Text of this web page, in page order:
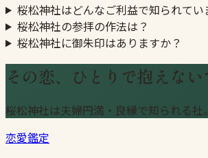
桜松神社はどんなご利益で知られてい
桜松神社の参拝の作法は？
桜松神社に御朱印はありますか？
その恋、ひとりで抱えない
桜松神社は夫婦円満・良縁で知られる
恋愛鑑定